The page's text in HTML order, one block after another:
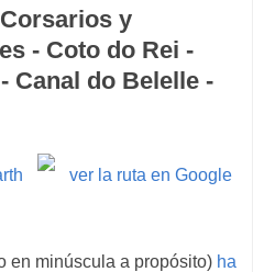
y
- Coto do Rei -
Canal do Belelle -
ver la ruta en Google
en minúscula a propósito) ha